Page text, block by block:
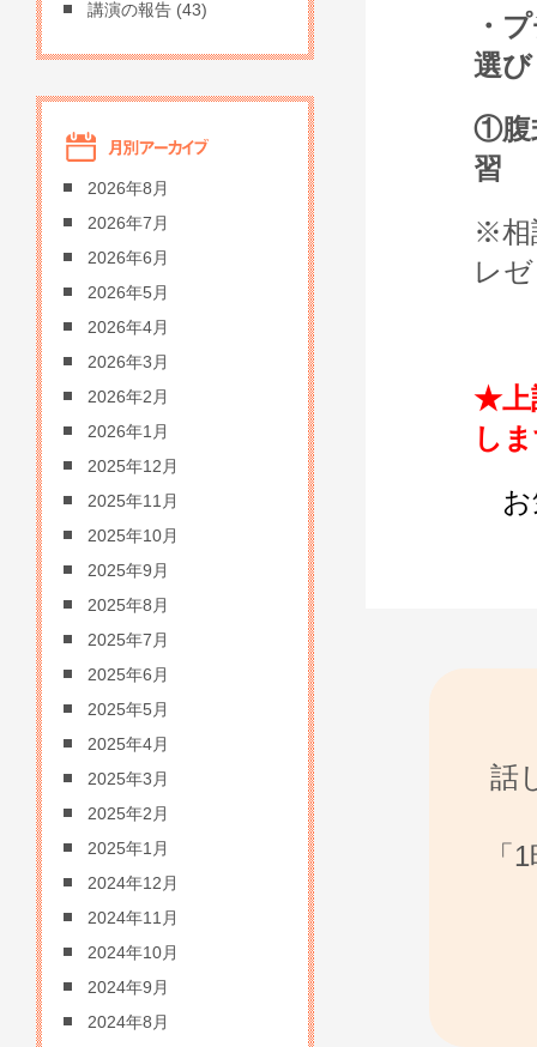
・
選
①腹
習
※相
レ
★上
し
お
話
「
講演の報告 (43)
2026年8月
2026年7月
2026年6月
2026年5月
2026年4月
2026年3月
2026年2月
2026年1月
2025年12月
2025年11月
2025年10月
2025年9月
2025年8月
2025年7月
2025年6月
2025年5月
2025年4月
2025年3月
2025年2月
2025年1月
2024年12月
2024年11月
2024年10月
2024年9月
2024年8月